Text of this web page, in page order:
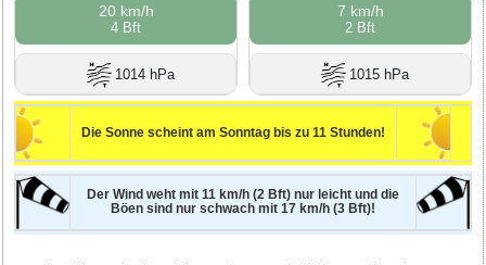
20 km/h
4 Bft
1014 hPa
7 km/h
2 Bft
1015 hPa
Die Sonne scheint am Sonntag bis zu 11 Stunden!
Der Wind weht mit 11 km/h (2 Bft) nur leicht und die
Böen sind nur schwach mit 17 km/h (3 Bft)!